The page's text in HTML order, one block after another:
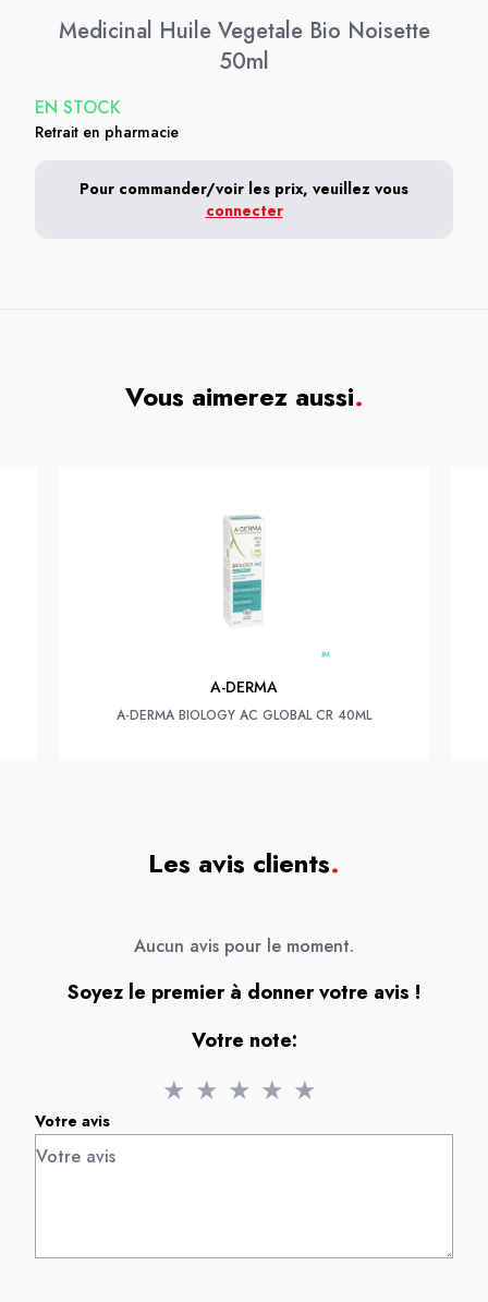
Medicinal Huile Vegetale Bio Noisette
50ml
EN STOCK
Retrait en pharmacie
Pour commander/voir les prix, veuillez vous
connecter
Vous aimerez aussi.
A-DERMA
A-DERMA BIOLOGY AC GLOBAL CR 40ML
Les avis clients.
Aucun avis pour le moment.
Soyez le premier à donner votre avis !
Votre note:
★ ★ ★ ★ ★
Votre avis